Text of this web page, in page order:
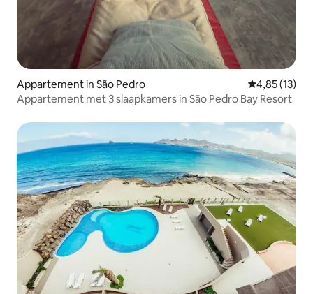
Appartement in São Pedro Gemiddelde
4,85 (13)
Appartement met 3 slaapkamers in São Pedro Bay Resort